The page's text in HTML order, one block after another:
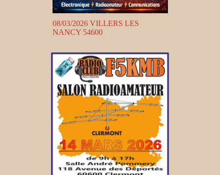
08/03/2026 VILLERS LES
NANCY 54600